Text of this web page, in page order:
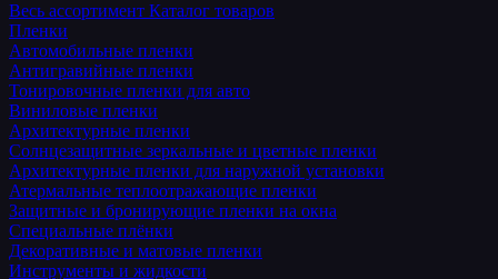
Весь ассортимент Каталог товаров
Пленки
Автомобильные пленки
Антигравийные пленки
Тонировочные пленки для авто
Виниловые пленки
Архитектурные пленки
Солнцезащитные зеркальные и цветные пленки
Архитектурные пленки для наружной установки
Атермальные теплоотражающие пленки
Защитные и бронирующие пленки на окна
Специальные плёнки
Декоративные и матовые пленки
Инструменты и жидкости